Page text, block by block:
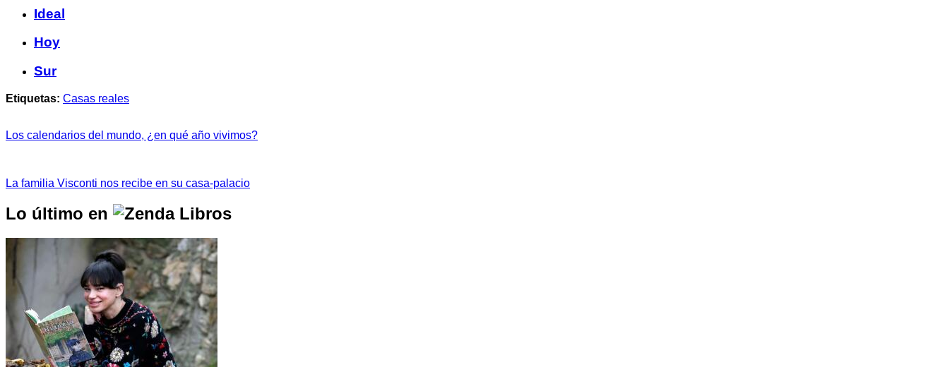
Ideal
Hoy
Sur
Etiquetas: Casas reales
Los calendarios del mundo, ¿en qué año vivimos?
La familia Visconti nos recibe en su casa-palacio
Lo último en